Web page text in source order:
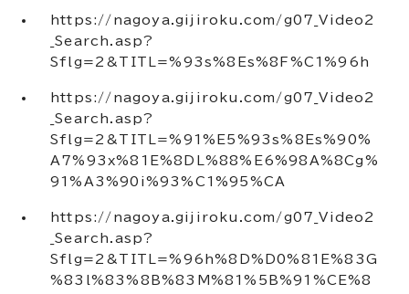
https://nagoya.gijiroku.com/g07_Video2
_Search.asp?
Sflg=2&TITL=%93s%8Es%8F%C1%96h
https://nagoya.gijiroku.com/g07_Video2
_Search.asp?
Sflg=2&TITL=%91%E5%93s%8Es%90%
A7%93x%81E%8DL%88%E6%98A%8Cg%
91%A3%90i%93%C1%95%CA
https://nagoya.gijiroku.com/g07_Video2
_Search.asp?
Sflg=2&TITL=%96h%8D%D0%81E%83G
%83l%83%8B%83M%81%5B%91%CE%8